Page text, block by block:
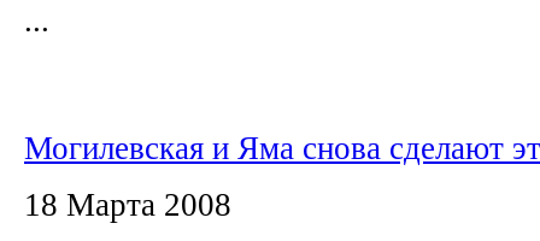
...
Могилевская и Яма снова сделают
18 Марта 2008